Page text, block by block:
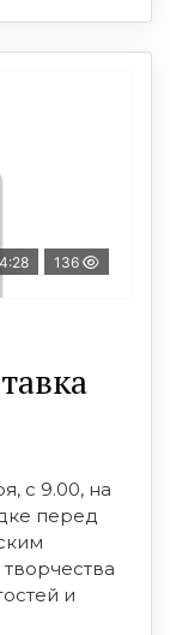
136
с 9.00, на
перед
и